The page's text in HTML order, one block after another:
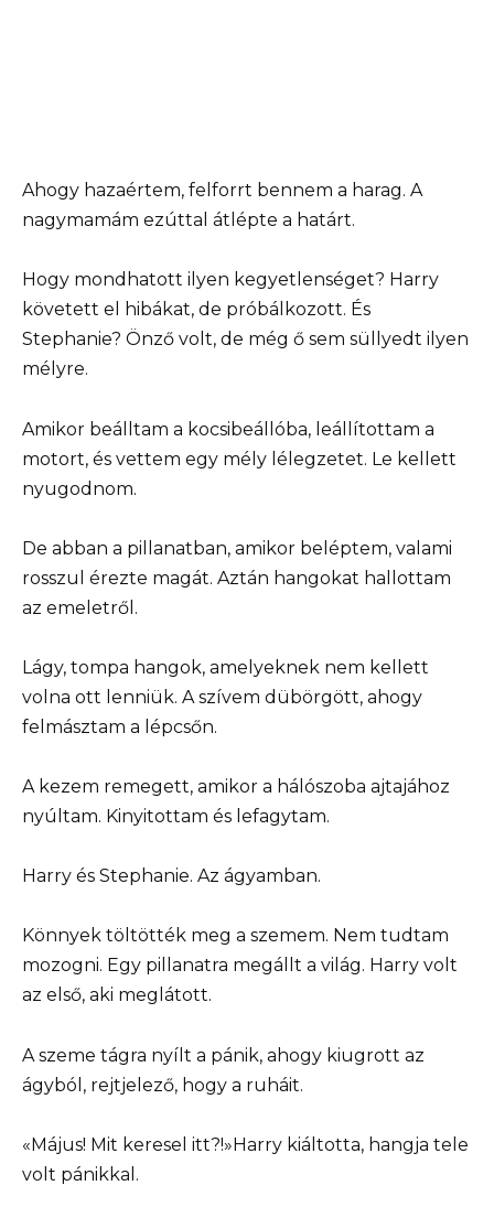
Ahogy hazaértem, felforrt bennem a harag. A
nagymamám ezúttal átlépte a határt.
Hogy mondhatott ilyen kegyetlenséget? Harry
követett el hibákat, de próbálkozott. És
Stephanie? Önző volt, de még ő sem süllyedt ilyen
mélyre.
Amikor beálltam a kocsibeállóba, leállítottam a
motort, és vettem egy mély lélegzetet. Le kellett
nyugodnom.
De abban a pillanatban, amikor beléptem, valami
rosszul érezte magát. Aztán hangokat hallottam
az emeletről.
Lágy, tompa hangok, amelyeknek nem kellett
volna ott lenniük. A szívem dübörgött, ahogy
felmásztam a lépcsőn.
A kezem remegett, amikor a hálószoba ajtajához
nyúltam. Kinyitottam és lefagytam.
Harry és Stephanie. Az ágyamban.
Könnyek töltötték meg a szemem. Nem tudtam
mozogni. Egy pillanatra megállt a világ. Harry volt
az első, aki meglátott.
A szeme tágra nyílt a pánik, ahogy kiugrott az
ágyból, rejtjelező, hogy a ruháit.
«Május! Mit keresel itt?!»Harry kiáltotta, hangja tele
volt pánikkal.